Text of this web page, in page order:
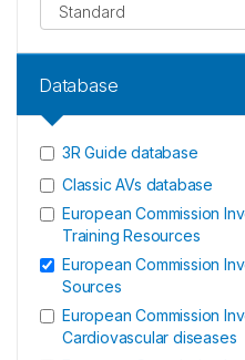
Database
3R Guide database
Classic AVs database
European Commission
Training Resources
European Commission
Sources
European Commission
Cardiovascular diseases